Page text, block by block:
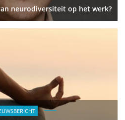
neurodiversiteit op het werk?